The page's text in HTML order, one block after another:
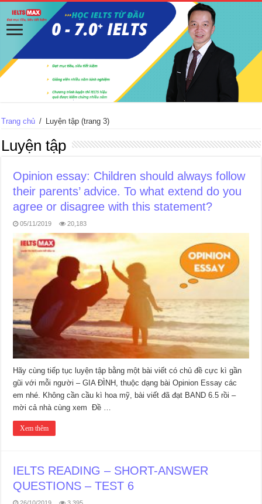
Trang chủ / Luyện tập (trang 3)
Luyện tập
Opinion essay: Children should always follow
their parents’ advice. To what extend do you
agree or disagree with this statement?
05/11/2019 20,183
Hãy cùng tiếp tục luyện tập bằng một bài viết có chủ đề cực kì gần
gũi với mỗi người – GIA ĐÌNH, thuộc dạng bài Opinion Essay các
em nhé. Không cần cầu kì hoa mỹ, bài viết đã đạt BAND 6.5 rồi –
mời cả nhà cùng xem Đề …
Xem thêm
IELTS READING – SHORT-ANSWER
QUESTIONS – TEST 6